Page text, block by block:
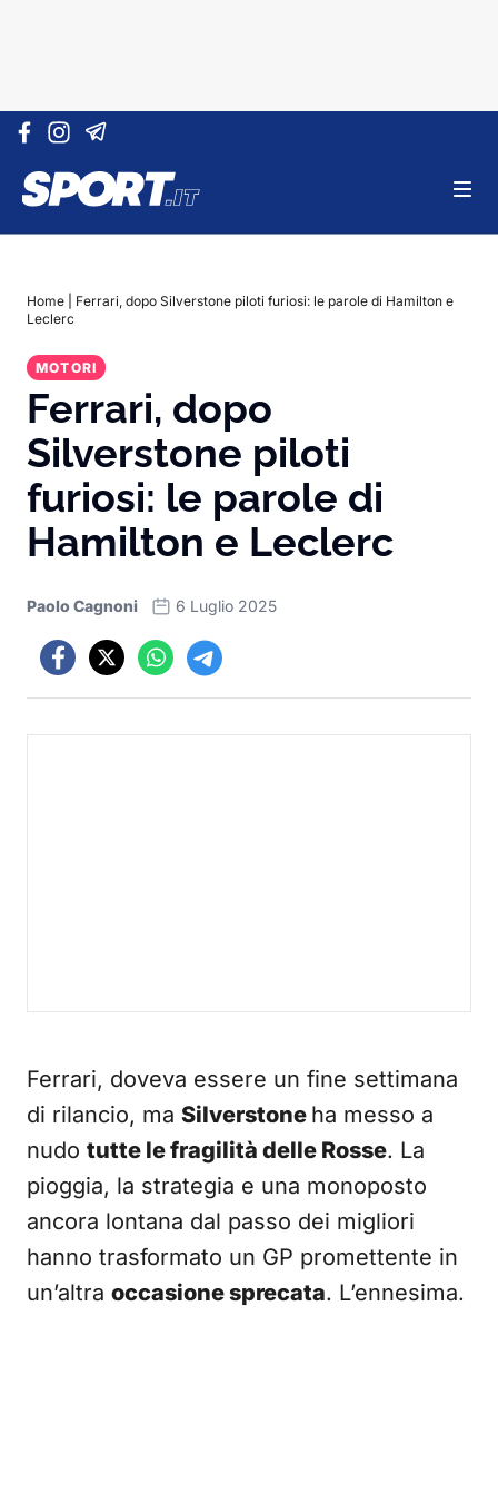
Vai al contenuto
Home
Ferrari, dopo Silverstone piloti furiosi: le parole di Hamilton e
Leclerc
MOTORI
Ferrari, dopo
Silverstone piloti
furiosi: le parole di
Hamilton e Leclerc
Paolo Cagnoni 6 Luglio 2025
Ferrari, doveva essere un fine settimana
di rilancio, ma Silverstone ha messo a
nudo tutte le fragilità delle Rosse. La
pioggia, la strategia e una monoposto
ancora lontana dal passo dei migliori
hanno trasformato un GP promettente in
un’altra occasione sprecata. L’ennesima.